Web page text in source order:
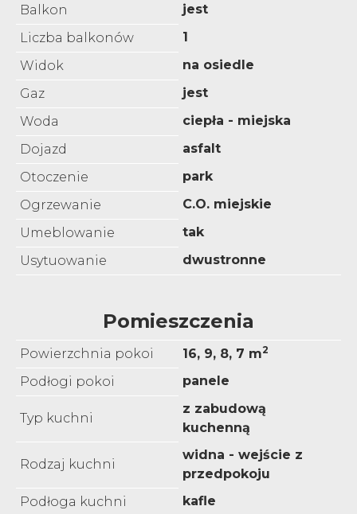
Balkon
jest
Liczba balkonów
1
Widok
na osiedle
Gaz
jest
Woda
ciepła - miejska
Dojazd
asfalt
Otoczenie
park
Ogrzewanie
C.O. miejskie
Umeblowanie
tak
Usytuowanie
dwustronne
Pomieszczenia
Powierzchnia pokoi 16, 9, 8, 7 m2
Podłogi pokoi panele
Typ kuchni
z zabudową
kuchenną
Rodzaj kuchni
widna - wejście z
przedpokoju
Podłoga kuchni
kafle